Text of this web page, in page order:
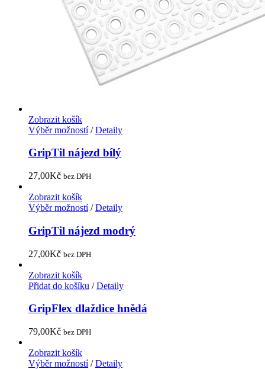
Zobrazit košík
Výběr možností/ Detaily
GripTil nájezd bílý
27,00Kč bez DPH
Zobrazit košík
Výběr možností/ Detaily
GripTil nájezd modrý
27,00Kč bez DPH
Zobrazit košík
Přidat do košíku / Detaily
GripFlex dlaždice hnědá
79,00Kč bez DPH
Zobrazit košík
Výběr možností/ Detaily